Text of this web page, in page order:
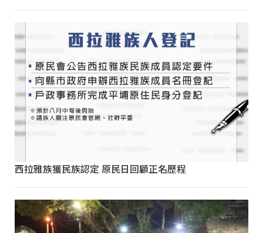
西拉雅族獲民族認定 原民日回顧正名歷程